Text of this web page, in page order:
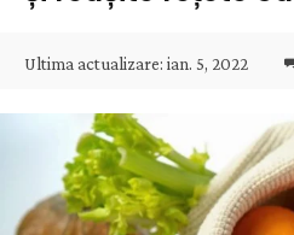
Ultima actualizare: ian. 5, 2022